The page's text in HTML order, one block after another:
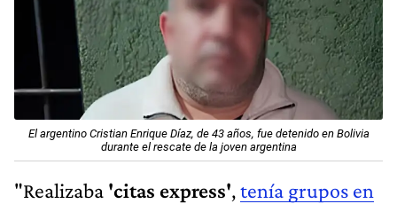
El argentino Cristian Enrique Díaz, de 43 años, fue detenido en Bolivia
durante el rescate de la joven argentina
"Realizaba 'citas express',tenía grupos en